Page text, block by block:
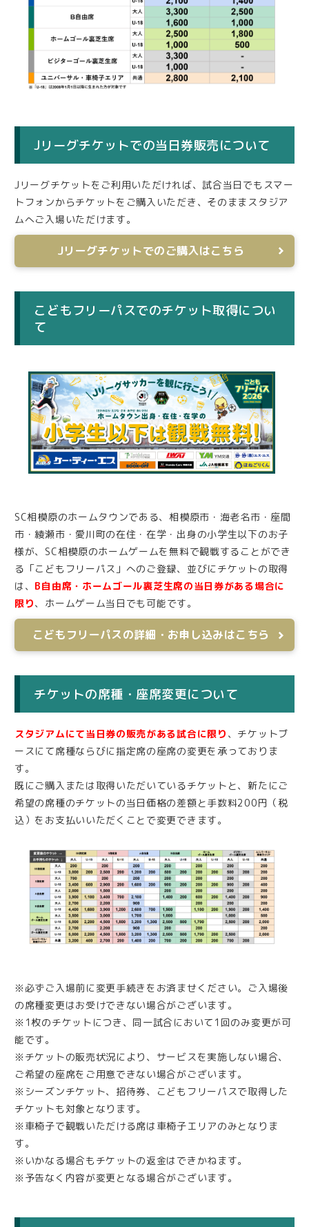
Jリーグチケットでの当日券販売について
Jリーグチケットをご利用いただければ、試合当日でもスマー
トフォンからチケットをご購入いただき、そのままスタジア
ムへご入場いただけます。
Jリーグチケットでのご購入はこちら
こどもフリーパスでのチケット取得につい
て
SC相模原のホームタウンである、相模原市・海老名市・座間
市・綾瀬市・愛川町の在住・在学・出身の小学生以下のお子
様が、SC相模原のホームゲームを無料で観戦することができ
る「こどもフリーパス」へのご登録、並びにチケットの取得
は、 B自由席・ホームゴール裏芝生席の当日券がある場合に
限り、ホームゲーム当日でも可能です。
こどもフリーパスの詳細・お申し込みはこちら
チケットの席種・座席変更について
スタジアムにて当日券の販売がある試合に限り 、チケットブ
ースにて席種ならびに指定席の座席の変更を承っておりま
す。
既にご購入または取得いただいているチケットと、新たにご
希望の席種のチケットの当日価格の差額と手数料200円（税
込）をお支払いいただくことで変更できます。
※必ずご入場前に変更手続きをお済ませください。ご入場後
の席種変更はお受けできない場合がございます。
※1枚のチケットにつき、同一試合において1回のみ変更が可
能です。
※チケットの販売状況により、サービスを実施しない場合、
ご希望の座席をご用意できない場合がございます。
※シーズンチケット、招待券、こどもフリーパスで取得した
チケットも対象となります。
※車椅子で観戦いただける席は車椅子エリアのみとなりま
す。
※いかなる場合もチケットの返金はできかねます。
※予告なく内容が変更となる場合がございます。